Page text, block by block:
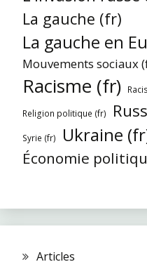
La gauche (fr)
La gauche en
Mouvements sociaux
Racisme (fr)
Religion politique (fr)
Syrie (fr) Ukraine
Économie
Articles